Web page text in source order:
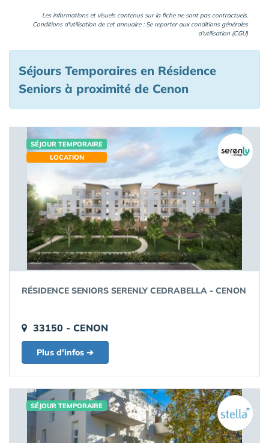
Les informations et visuels contenus sur la fiche ne sont pas contractuels.
Conditions d'utilisation de cet annuaire : Se reporter aux conditions générales
d'utilisation (CGU)
Séjours Temporaires en Résidence
Seniors à proximité de Cenon
SÉJOUR TEMPORAIRE
LOCATION
RÉSIDENCE SENIORS SERENLY CEDRABELLA - CENON
33150 - CENON
Plus d'infos ➔
SÉJOUR TEMPORAIRE